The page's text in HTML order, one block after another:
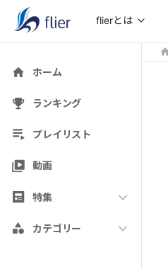
flierとは
ホーム
ランキング
プレイリスト
動画
特集
カテゴリー